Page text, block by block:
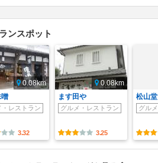
ンスポット
0.08km
・レストラン
3.32
0.08km
ます田や
グルメ・レストラン
3.25
松山堂
グル